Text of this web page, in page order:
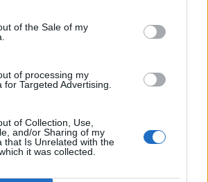
of the Sale of my
of processing my
for Targeted Advertising.
of Collection, Use,
and/or Sharing of my
that Is Unrelated with the
it was collected.
λάθος είναι η υπερεξάρτηση από
αντηλιακή προστασία δεν είναι
σωστή χρονική έκθεση. Όλα
Όχι ξεχωριστά.